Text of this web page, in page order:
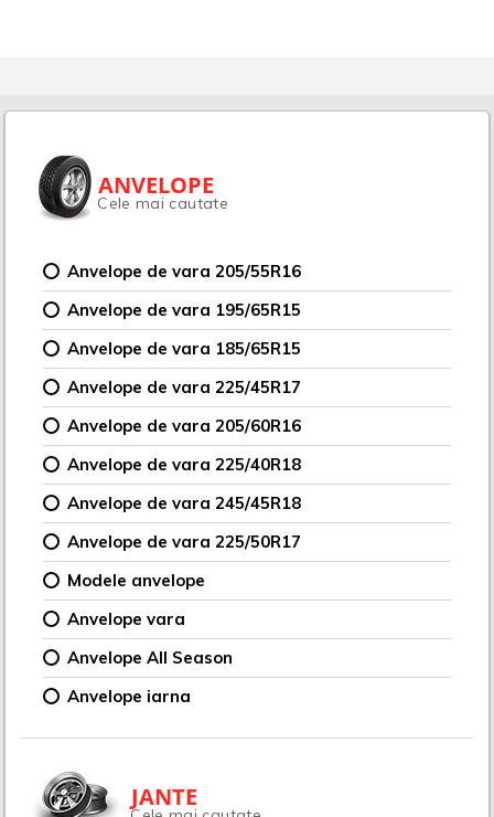
ANVELOPE
Cele mai cautate
Anvelope de vara 205/55R16
Anvelope de vara 195/65R15
Anvelope de vara 185/65R15
Anvelope de vara 225/45R17
Anvelope de vara 205/60R16
Anvelope de vara 225/40R18
Anvelope de vara 245/45R18
Anvelope de vara 225/50R17
Modele anvelope
Anvelope vara
Anvelope All Season
Anvelope iarna
JANTE